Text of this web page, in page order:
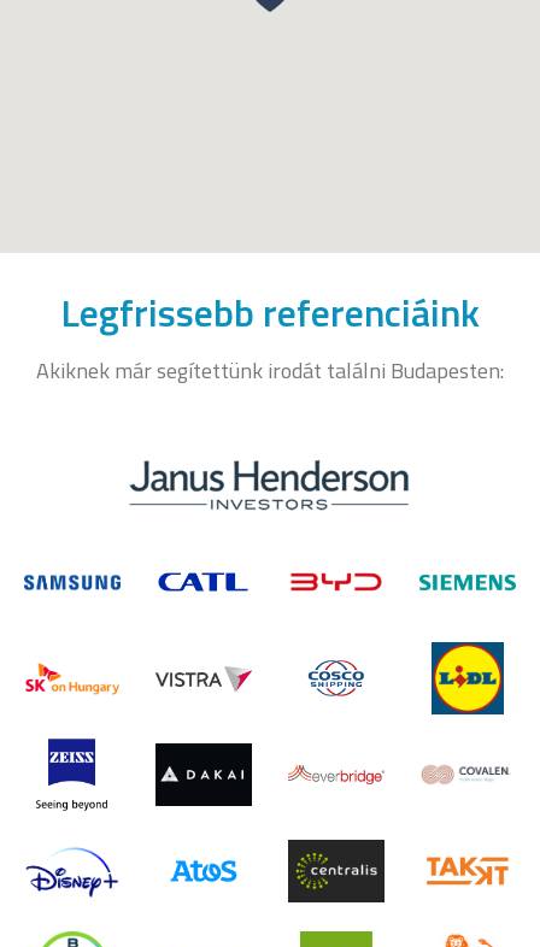
Legfrissebb referenciáink
Akiknek már segítettünk irodát találni Budapesten: